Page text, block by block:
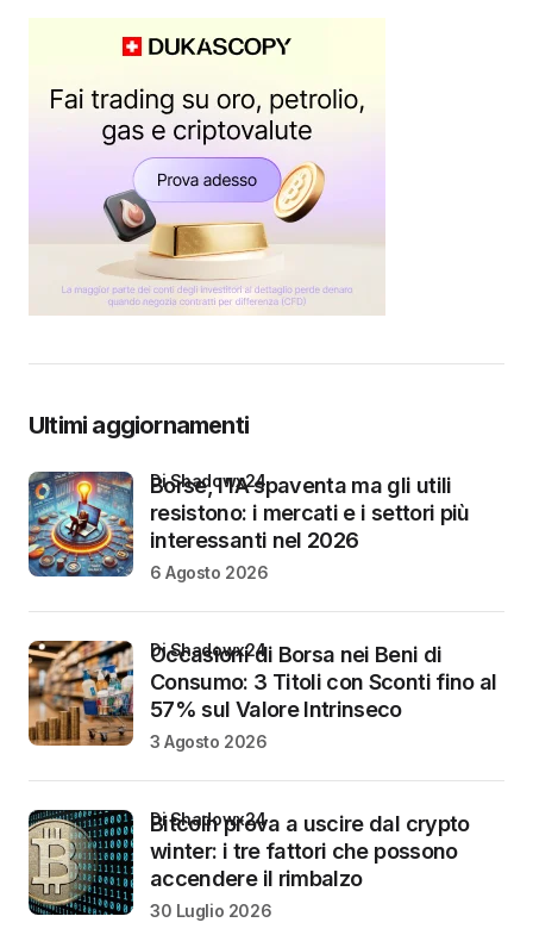
Ultimi aggiornamenti
Borse, l’IA spaventa ma gli utili
resistono: i mercati e i settori più
interessanti nel 2026
di Shadowx24
6 Agosto 2026
Occasioni di Borsa nei Beni di
Consumo: 3 Titoli con Sconti fino al
57% sul Valore Intrinseco
di Shadowx24
3 Agosto 2026
Bitcoin prova a uscire dal crypto
winter: i tre fattori che possono
accendere il rimbalzo
di Shadowx24
30 Luglio 2026